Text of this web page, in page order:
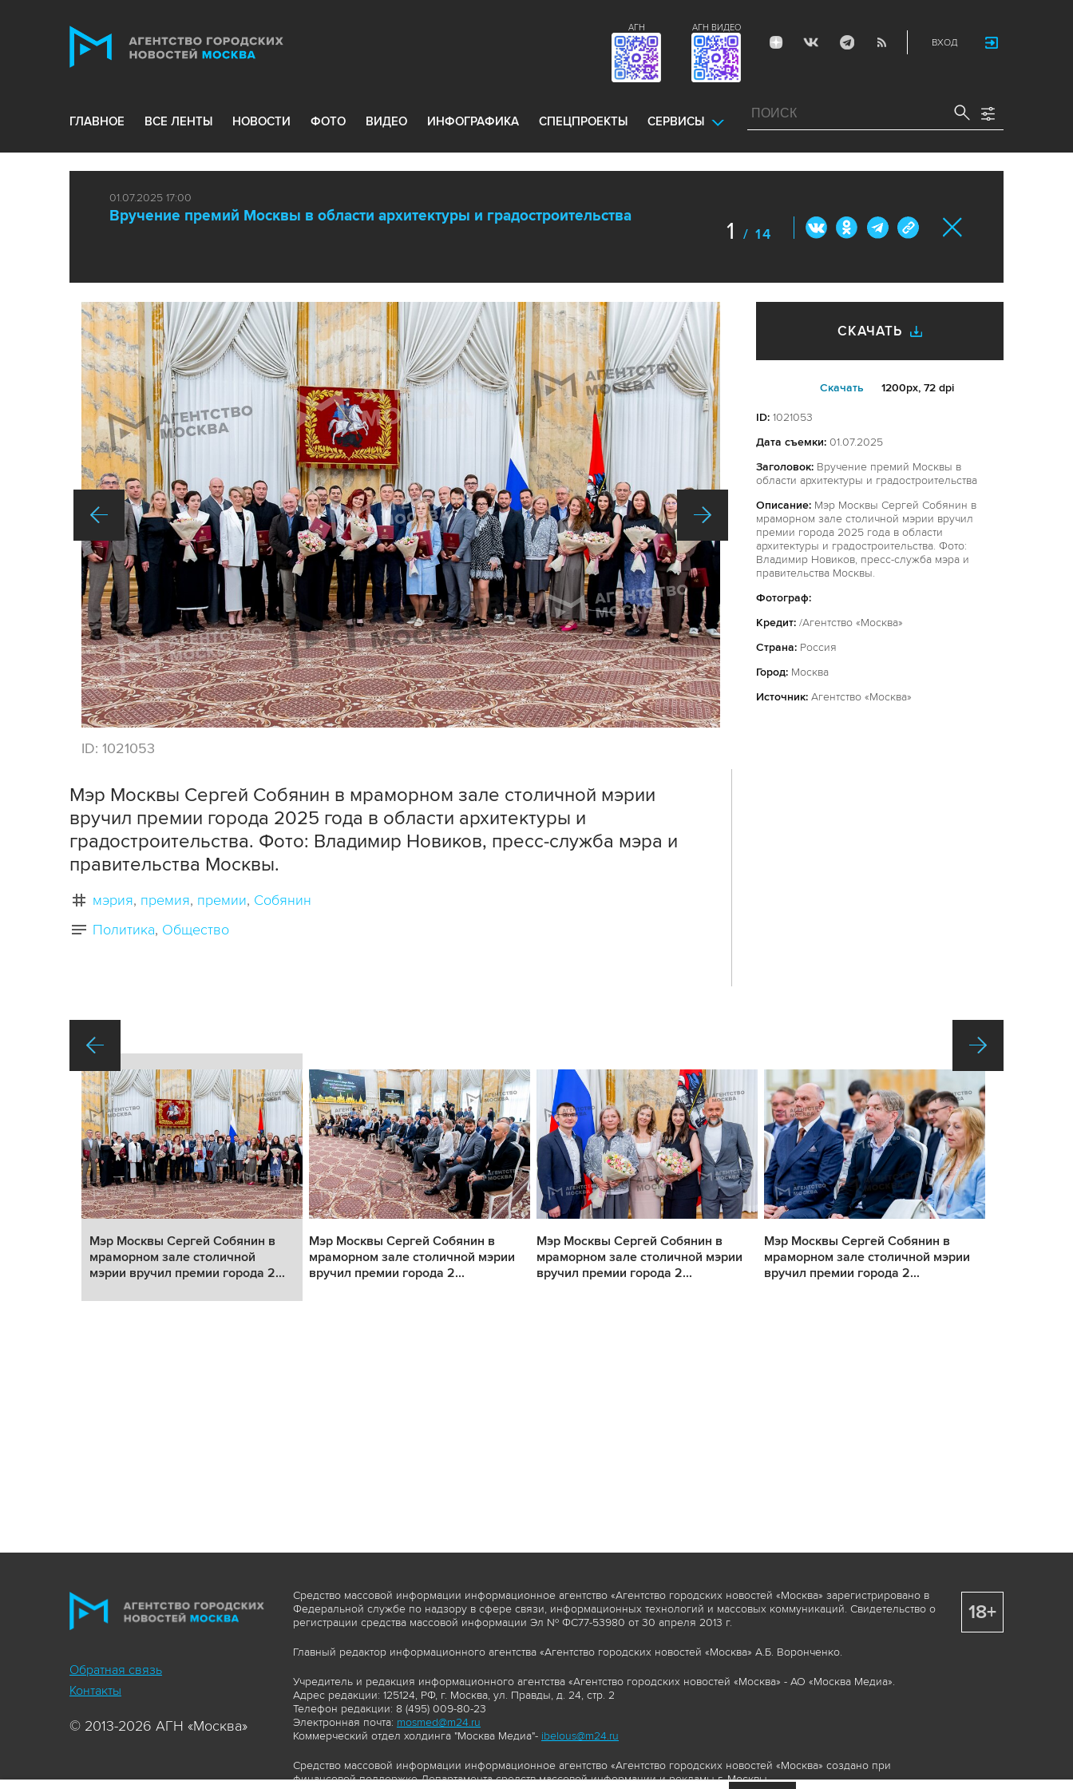
ВХОД
АГН ВИДЕО
АГН
ГЛАВНОЕ ВСЕ ЛЕНТЫ НОВОСТИ ФОТО ВИДЕО ИНФОГРАФИКА СПЕЦПРОЕКТЫ СЕРВИСЫ
01.07.2025 17:00
Вручение премий Москвы в области архитектуры и градостроительства
1 / 14
ID: 1021053
СКАЧАТЬ
Cкачать 1200px, 72 dpi
ID: 1021053
Дата съемки: 01.07.2025
Заголовок: Вручение премий Москвы в
области архитектуры и градостроительства
Описание: Мэр Москвы Сергей Собянин в
мраморном зале столичной мэрии вручил
премии города 2025 года в области
архитектуры и градостроительства. Фото:
Владимир Новиков, пресс-служба мэра и
правительства Москвы.
Фотограф:
Кредит: /Агентство «Москва»
Страна: Россия
Город: Москва
Источник: Агентство «Москва»
Мэр Москвы Сергей Собянин в мраморном зале столичной мэрии
вручил премии города 2025 года в области архитектуры и
градостроительства. Фото: Владимир Новиков, пресс-служба мэра и
правительства Москвы.
мэрия премия премии Собянин
Политика Общество
Мэр Москвы Сергей Собянин в
мраморном зале столичной
мэрии вручил премии города 2...
Мэр Москвы Сергей Собянин в
мраморном зале столичной мэрии
вручил премии города 2...
Мэр Москвы Сергей Собянин в
мраморном зале столичной мэрии
вручил премии города 2...
Мэр Москвы Сергей Собянин в
мраморном зале столичной мэрии
вручил премии города 2...
Обратная связь
Контакты
© 2013-2026 АГН «Москва»
Средство массовой информации информационное агентство «Агентство городских новостей «Москва» зарегистрировано в
Федеральной службе по надзору в сфере связи, информационных технологий и массовых коммуникаций. Свидетельство о
регистрации средства массовой информации Эл № ФС77-53980 от 30 апреля 2013 г.
Главный редактор информационного агентства «Агентство городских новостей «Москва» А.Б. Воронченко.
Учредитель и редакция информационного агентства «Агентство городских новостей «Москва» - АО «Москва Медиа».
Адрес редакции: 125124, РФ, г. Москва, ул. Правды, д. 24, стр. 2
Телефон редакции: 8 (495) 009-80-23
Электронная почта: mosmed@m24.ru
Коммерческий отдел холдинга "Москва Медиа"- ibelous@m24.ru
Средство массовой информации информационное агентство «Агентство городских новостей «Москва» создано при
финансовой поддержке Департамента средств массовой информации и рекламы г. Москвы.
18+